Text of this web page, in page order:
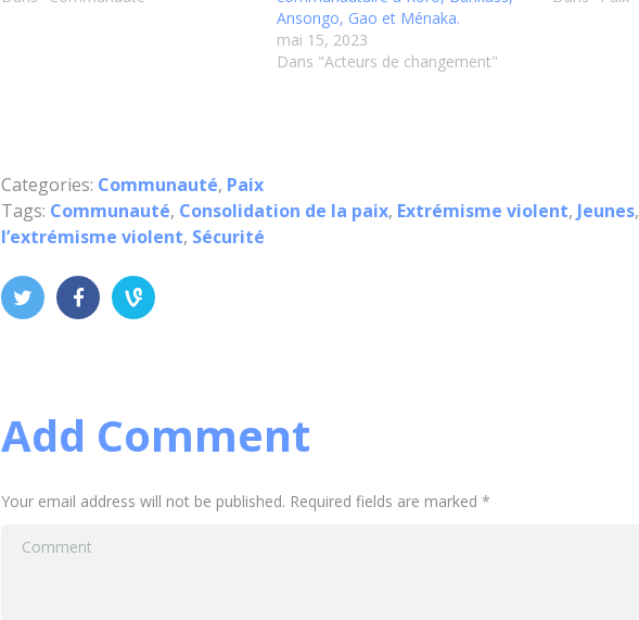
Ansongo, Gao et Ménaka.
mai 15, 2023
Dans "Acteurs de changement"
Categories: Communauté, Paix
Tags: Communauté, Consolidation de la paix, Extrémisme violent, Jeunes,
l’extrémisme violent, Sécurité
Add Comment
Your email address will not be published. Required fields are marked *